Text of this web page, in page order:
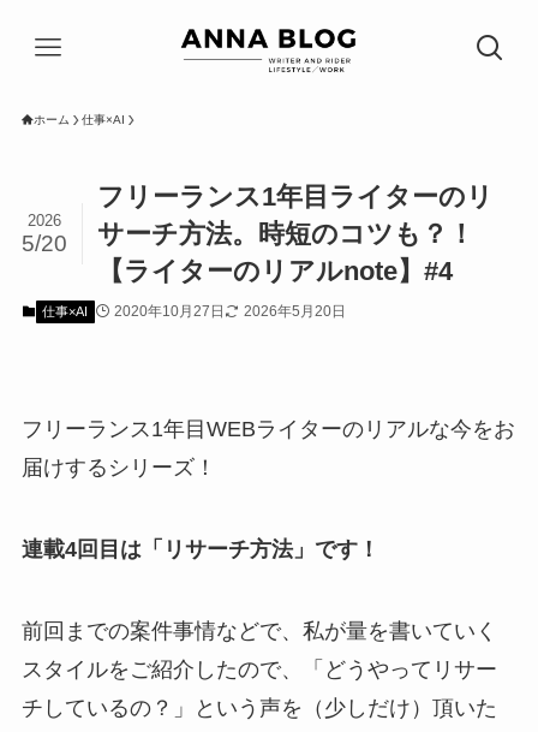
ホーム 仕事×AI
フリーランス1年目ライターのリ
サーチ方法。時短のコツも？！
【ライターのリアルnote】#4
2026
5/20
仕事×AI 2020年10月27日 2026年5月20日
フリーランス1年目WEBライターのリアルな今をお
届けするシリーズ！
連載4回目は「リサーチ方法」です！
前回までの案件事情などで、私が量を書いていく
スタイルをご紹介したので、「どうやってリサー
チしているの？」という声を（少しだけ）頂いた